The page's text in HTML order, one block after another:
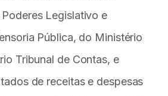
Legislativo e
Pública, do Ministério
Tribunal de Contas, e
de receitas e despesas